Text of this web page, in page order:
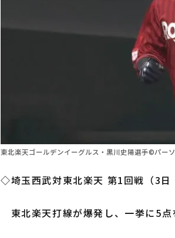
東北楽天ゴールデンイーグルス・黒川史陽選手©パー
◇埼玉西武対東北楽天 第1回戦（3日
東北楽天打線が爆発し、一挙に5点